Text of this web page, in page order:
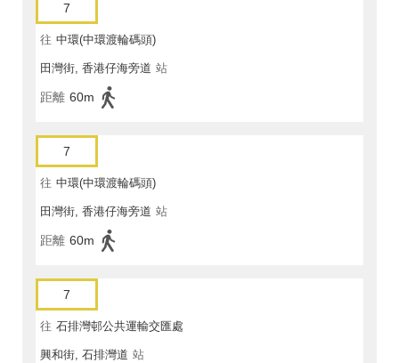
7
往 中環(中環渡輪碼頭)
田灣街, 香港仔海旁道 站
距離 60m
7
往 中環(中環渡輪碼頭)
田灣街, 香港仔海旁道 站
距離 60m
7
往 石排灣邨公共運輸交匯處
興和街, 石排灣道 站